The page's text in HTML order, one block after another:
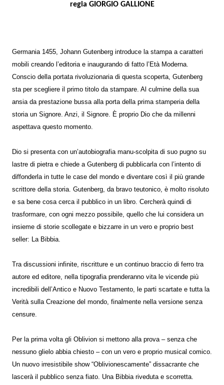
regia GIORGIO GALLIONE
Germania 1455, Johann Gutenberg introduce la stampa a caratteri
mobili creando l’editoria e inaugurando di fatto l’Età Moderna.
Conscio della portata rivoluzionaria di questa scoperta, Gutenberg
sta per scegliere il primo titolo da stampare. Al culmine della sua
ansia da prestazione bussa alla porta della prima stamperia della
storia un Signore. Anzi, il Signore. È proprio Dio che da millenni
aspettava questo momento.
Dio si presenta con un’autobiografia manu-scolpita di suo pugno su
lastre di pietra e chiede a Gutenberg di pubblicarla con l’intento di
diffonderla in tutte le case del mondo e diventare così il più grande
scrittore della storia. Gutenberg, da bravo teutonico, è molto risoluto
e sa bene cosa cerca il pubblico in un libro. Cercherà quindi di
trasformare, con ogni mezzo possibile, quello che lui considera un
insieme di storie scollegate e bizzarre in un vero e proprio best
seller: La Bibbia.
Tra discussioni infinite, riscritture e un continuo braccio di ferro tra
autore ed editore, nella tipografia prenderanno vita le vicende più
incredibili dell’Antico e Nuovo Testamento, le parti scartate e tutta la
Verità sulla Creazione del mondo, finalmente nella versione senza
censure.
Per la prima volta gli Oblivion si mettono alla prova – senza che
nessuno glielo abbia chiesto – con un vero e proprio musical comico.
Un nuovo irresistibile show “Oblivionescamente” dissacrante che
lascerà il pubblico senza fiato. Una Bibbia riveduta e scorretta.